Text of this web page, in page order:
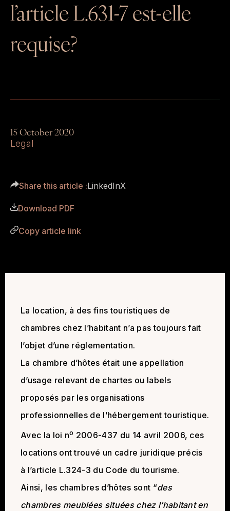
15 October 2020
Legal
l’article L.631-7 est-elle
requise?
Share this article :LinkedInX
Download PDF
Copy article link
La location, à des fins touristiques de
chambres chez l’habitant n’a pas toujours fait
l’objet d’une réglementation.
La chambre d’hôtes était une appellation
d’usage relevant de chartes ou labels
proposés par les organisations
professionnelles de l’hébergement touristique.
Avec la loi no 2006-437 du 14 avril 2006, ces
locations ont trouvé un cadre juridique précis
à l’article L.324-3 du Code du tourisme.
Ainsi, les chambres d’hôtes sont “des
chambres meublées situées chez l’habitant en